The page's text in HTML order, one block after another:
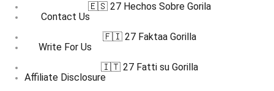
Contact Us
Write For Us
Affiliate Disclosure
🇪🇸 27 Hechos Sobre Gorila
🇫🇮 27 Faktaa Gorilla
🇮🇹 27 Fatti su Gorilla